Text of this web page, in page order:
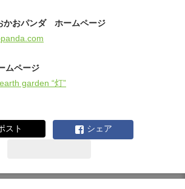
かおパンダ ホームページ
ムページ
garden “灯”
スト シェア